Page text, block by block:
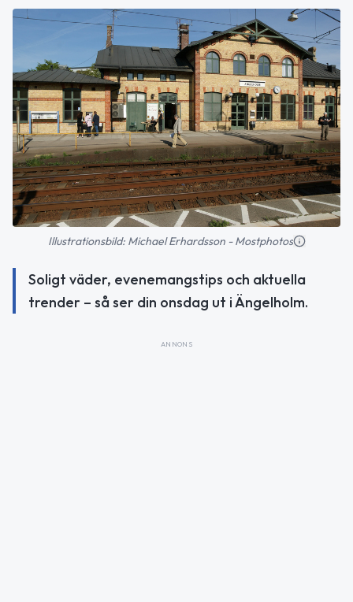
Illustrationsbild: Michael Erhardsson - Mostphotos
Soligt väder, evenemangstips och aktuella
trender – så ser din onsdag ut i Ängelholm.
ANNONS